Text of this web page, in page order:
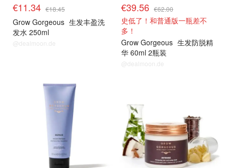
€11.34 €18.45
Grow Gorgeous 生发丰盈洗
发水 250ml
@dealmoon.de
€39.56 €62.00
史低了！和普通版一瓶差不
多！
Grow Gorgeous 生发防脱精
华 60ml 2瓶装
@dealmoon.de